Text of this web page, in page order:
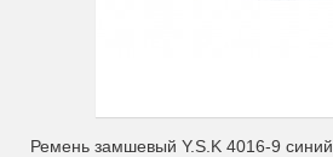
Ремень замшевый Y.S.K 4016-9 синий